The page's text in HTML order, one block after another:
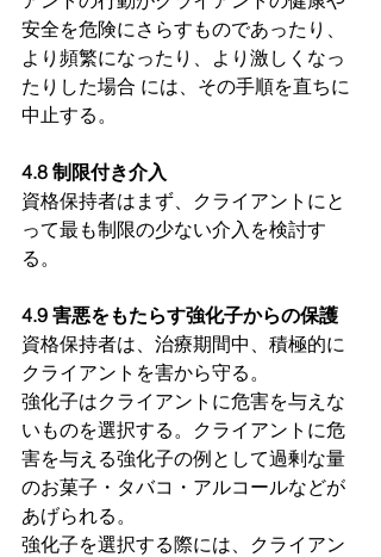
安全を危険にさらすものであったり、
より頻繁になったり、より激しくなっ
たりした場合 には、その手順を直ちに
中止する。
4.8 制限付き介入
資格保持者はまず、クライアントにと
って最も制限の少ない介入を検討す
る。
4.9 害悪をもたらす強化子からの保護
資格保持者は、治療期間中、積極的に
クライアントを害から守る。
強化子はクライアントに危害を与えな
いものを選択する。クライアントに危
害を与える強化子の例として過剰な量
のお菓子・タバコ・アルコールなどが
あげられる。
強化子を選択する際には、クライアン